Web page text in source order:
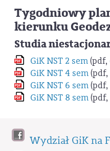
Tygodniowy
kierunku
Studia
GiK NST 2 sem(pdf,
GiK NST 4 sem(pdf,
GiK NST 6 sem(pdf,
GiK NST 8 sem(pdf,
Wydział GiK na